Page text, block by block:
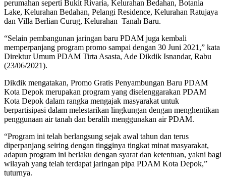
perumahan seperti Bukit Rivaria, Kelurahan Bedahan, Botania
Lake, Kelurahan Bedahan, Pelangi Residence, Kelurahan Ratujaya
dan Villa Berlian Curug, Kelurahan Tanah Baru.
“Selain pembangunan jaringan baru PDAM juga kembali
memperpanjang program promo sampai dengan 30 Juni 2021,” kata
Direktur Umum PDAM Tirta Asasta, Ade Dikdik Isnandar, Rabu
(23/06/2021).
Dikdik mengatakan, Promo Gratis Penyambungan Baru PDAM
Kota Depok merupakan program yang diselenggarakan PDAM
Kota Depok dalam rangka mengajak masyarakat untuk
berpartisipasi dalam melestarikan lingkungan dengan menghentikan
penggunaan air tanah dan beralih menggunakan air PDAM.
“Program ini telah berlangsung sejak awal tahun dan terus
diperpanjang seiring dengan tingginya tingkat minat masyarakat,
adapun program ini berlaku dengan syarat dan ketentuan, yakni bagi
wilayah yang telah terdapat jaringan pipa PDAM Kota Depok,”
tuturnya.